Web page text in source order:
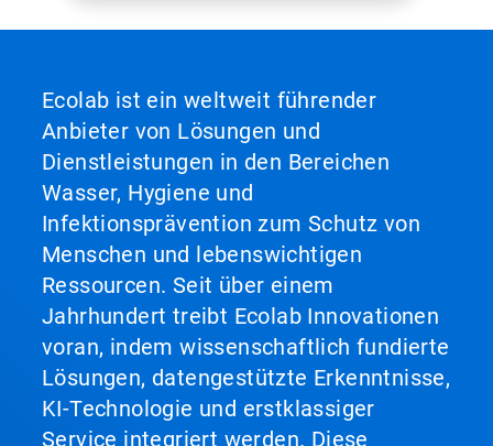
Ecolab ist ein weltweit führender
Anbieter von Lösungen und
Dienstleistungen in den Bereichen
Wasser, Hygiene und
Infektionsprävention zum Schutz von
Menschen und lebenswichtigen
Ressourcen. Seit über einem
Jahrhundert treibt Ecolab Innovationen
voran, indem wissenschaftlich fundierte
Lösungen, datengestützte Erkenntnisse,
KI-Technologie und erstklassiger
Service integriert werden. Diese